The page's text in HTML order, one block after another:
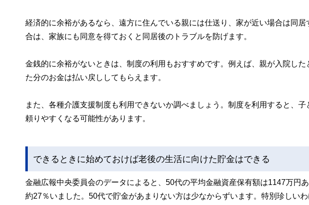
経済的に余裕があるなら、遠方に住んでいる親には仕送り、家が近い場合は同
合は、家族にも同意を得ておくと同居後のトラブルを防げます。
金銭的に余裕がないときは、制度の利用もおすすめです。例えば、親が入院し
た分のお金は払い戻ししてもらえます。
また、各種介護支援制度も利用できないか調べましょう。制度を利用すると、
頼りやすくなる可能性があります。
できるときに始めておけば老後の生活に向けた貯金はできる
金融広報中央委員会のデータによると、50代の平均金融資産保有額は1147万円
約27％いました。50代で貯金があまりない方は少なからずいます。特別珍しい